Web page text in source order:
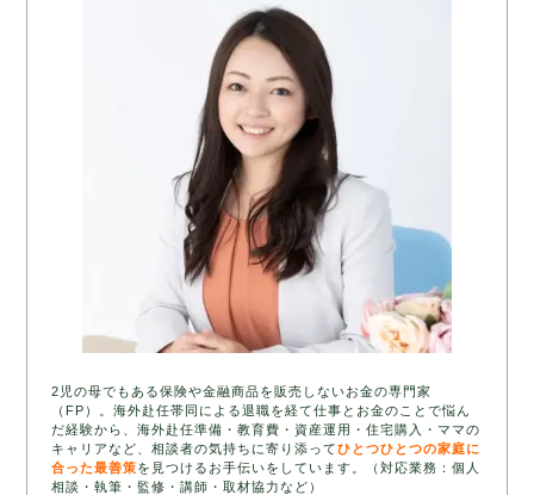
2児の母でもある保険や金融商品を販売しないお金の専門家
（FP）。海外赴任帯同による退職を経て仕事とお金のことで悩ん
だ経験から、海外赴任準備・教育費・資産運用・住宅購入・ママの
キャリアなど、相談者の気持ちに寄り添ってひとつひとつの家庭に
合った最善策を見つけるお手伝いをしています。（対応業務：個人
相談・執筆・監修・講師・取材協力など）